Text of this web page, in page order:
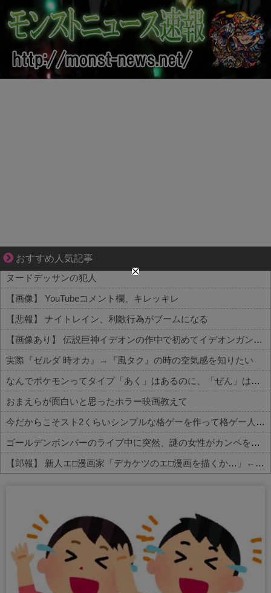
おすすめ人気記事
結婚生活の「当たり前」が壊れる瞬間
ヌードデッサンの犯人
【画像】 YouTubeコメント欄、キレッキレ
【悲報】 ナイトレイン、利敵行為がブームになる
【画像あり】 伝説巨神イデオンの作中で初めてイデオンガンを使用しその威力を目にした主人公達の反応がこちら…
実際『ゼルダ 時オカ』→『風タク』の時の空気感を知りたい
なんでポケモンってタイプ「あく」はあるのに、「ぜん」は無いの？
おまえらが面白いと思ったホラー映画教えて
今だからこそスト2くらいシンプルな格ゲーを作って格ゲー人口を増やした方がいいと思う
ゴールデンボンバーのライブ中に突然、謎の女性がカンペを持って、ステージ上に乱入！→演出かと思いきや、とんでもなくガチでやばすぎる大事故に・...
【郎報】 新人エ□漫画家「デカケツのエ□漫画を描くか…」←1000万円稼いでしまう